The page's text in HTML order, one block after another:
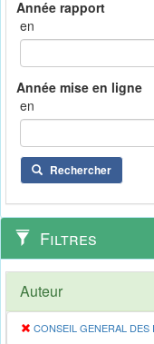
en
en
Rechercher
Filtres
Auteur
CONSEIL GENERAL